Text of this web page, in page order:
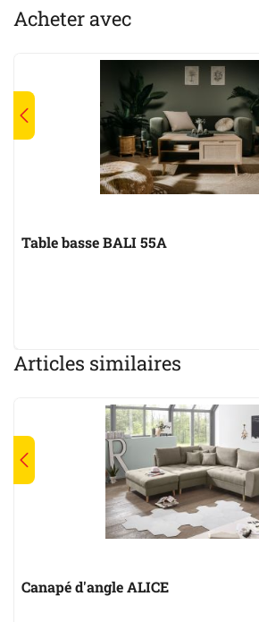
Acheter avec
Table basse BALI 55A
Articles similaires
Canapé d'angle ALICE